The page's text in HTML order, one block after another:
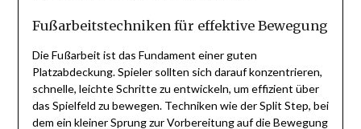
Fußarbeitstechniken für effektive Bewegung
Die Fußarbeit ist das Fundament einer guten
Platzabdeckung. Spieler sollten sich darauf konzentrieren,
schnelle, leichte Schritte zu entwickeln, um effizient über
das Spielfeld zu bewegen. Techniken wie der Split Step, bei
dem ein kleiner Sprung zur Vorbereitung auf die Bewegung